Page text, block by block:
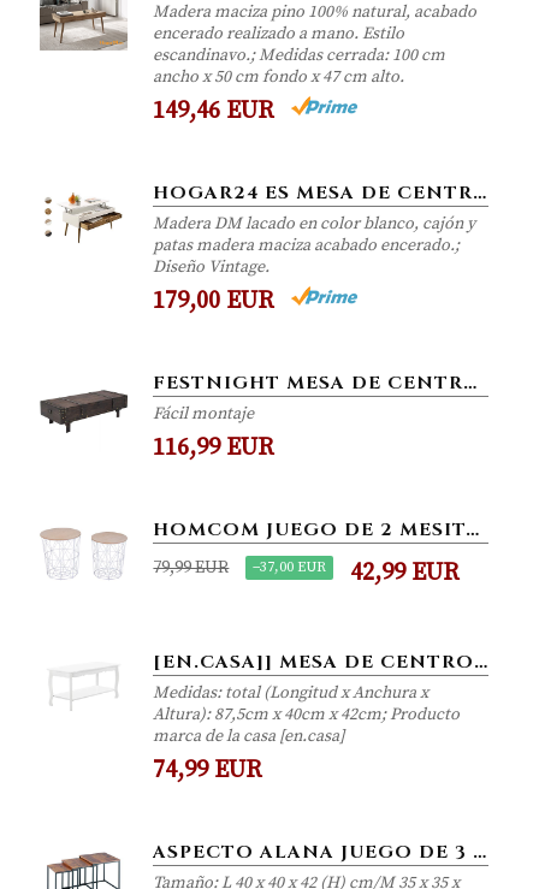
Madera maciza pino 100% natural, acabado
encerado realizado a mano. Estilo
escandinavo.; Medidas cerrada: 100 cm
ancho x 50 cm fondo x 47 cm alto.
149,46 EUR
HOGAR24 ES MESA DE CENTRO ELEVABLE CON CAJÓN DESLIZANTE DISEÑO VINTAGE, MADERA MACIZA, COLOR BLANCO Y MADERA NATURAL....
Madera DM lacado en color blanco, cajón y
patas madera maciza acabado encerado.;
Diseño Vintage.
179,00 EUR
FESTNIGHT MESA DE CENTRO CON 1 GRAN ESPACIO DE ALMACENAMIENTO INTERIOR ESTILO VINTAGE MADERA MACIZA 120X55X35CM
Fácil montaje
116,99 EUR
HOMCOM JUEGO DE 2 MESITA DE CAFÉ CENTRO INDUSTRIAL TAPA EXTRAÍBLE CESTAS DE METAL MESA AUXILIAR METÁLICA PARA SALÓN...
79,99 EUR −37,00 EUR 42,99 EUR
[EN.CASA]] MESA DE CENTRO CON PATAS DE PINO 87,5CM X 40CM X 42CM VINTAGE SHABBY CHIC MESA BAJA ALMACENAMIENTO BLANCO
Medidas: total (Longitud x Anchura x
Altura): 87,5cm x 40cm x 42cm; Producto
marca de la casa [en.casa]
74,99 EUR
ASPECTO ALANA JUEGO DE 3 NESTING TIMBRE DE MADERA TOPS/PATAS NEGRO DE ACERO, MADERA, VINTAGE
Tamaño: L 40 x 40 x 42 (H) cm/M 35 x 35 x